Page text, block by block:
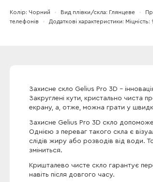
Колір Чорний Вид плівки/скла Глянцеве
телефонів
Додаткові характеристики Міцність:
Захисне скло Gelius Pro 3D -
Закруглені кути, кристально чиста
екрану, а, отже, можна грати у
Захисне Gelius Pro 3D скло
Однією з переваг такого скла є
слідів жиру або розводів від води.
зміниться.
Кришталево чисте скло гарантує
навіть після довгого часу.